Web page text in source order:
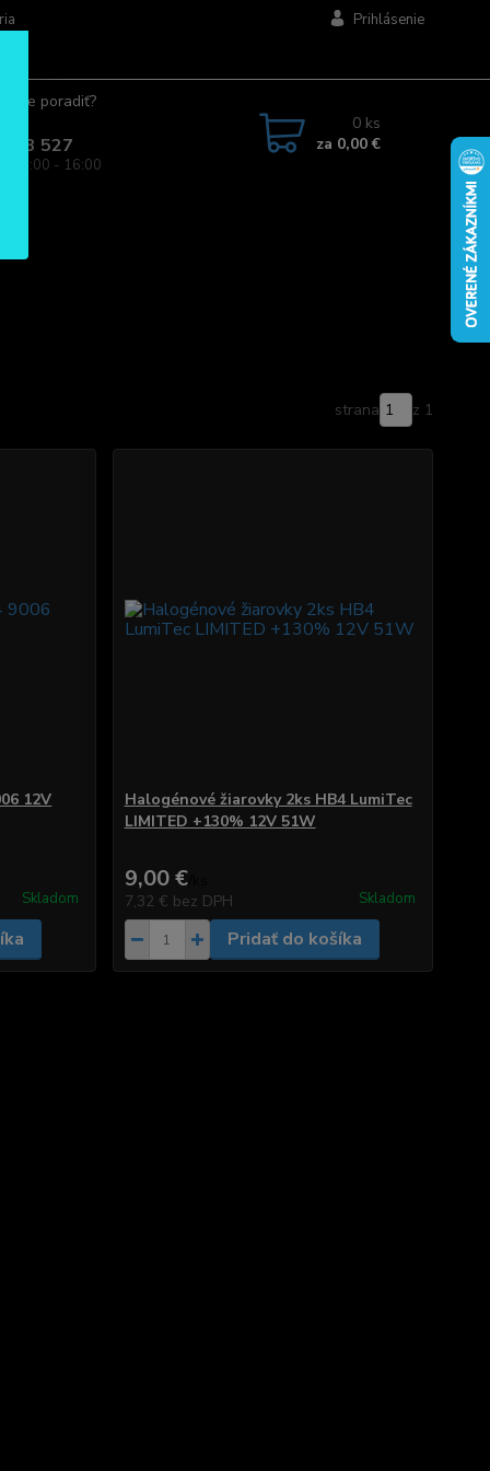
Prihlásenie
poradiť?
963 527
08:00 - 16:00
0 ks
za 0,00 €
strana z 1
12V
Skladom
Halogénové žiarovky 2ks HB4 LumiTec
LIMITED +130% 12V 51W
9,00 €/
7,32 € bez DPH Skladom
Pridať do košíka